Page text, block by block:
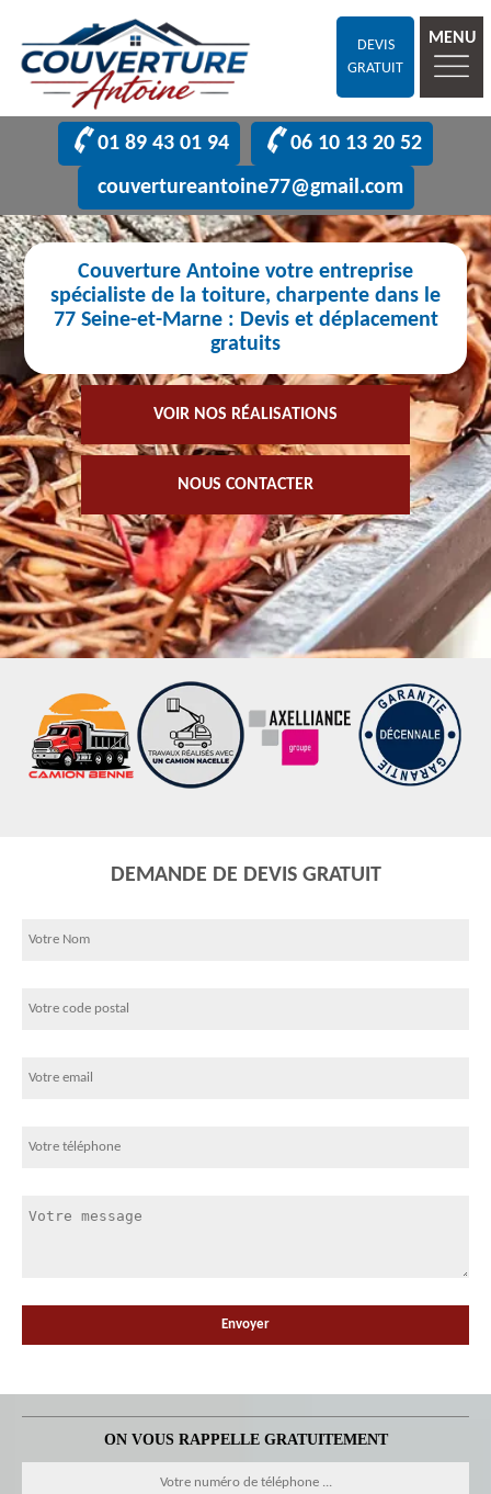
DEVIS
GRATUIT
MENU
01 89 43 01 94
06 10 13 20 52
couvertureantoine77@gmail.com
Couverture Antoine votre entreprise
spécialiste de la toiture, charpente dans le
77 Seine-et-Marne : Devis et déplacement
gratuits
VOIR NOS RÉALISATIONS
NOUS CONTACTER
DEMANDE DE DEVIS GRATUIT
ON VOUS RAPPELLE GRATUITEMENT